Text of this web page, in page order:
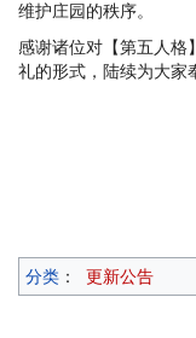
维护庄园的秩序。
感谢诸位对【第五人格
礼的形式，陆续为大家
分类 ： 更新公告